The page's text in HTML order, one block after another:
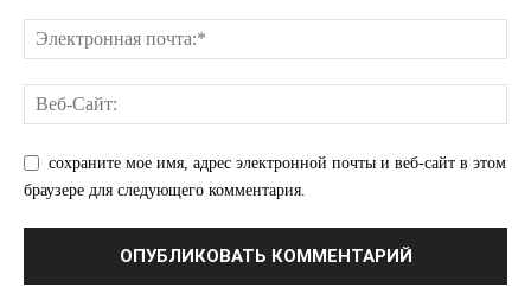
Связаться с нами
Отказ от ответственности
Подписка
сохраните мое имя, адрес электронной почты и веб-сайт в этом
браузере для следующего комментария.